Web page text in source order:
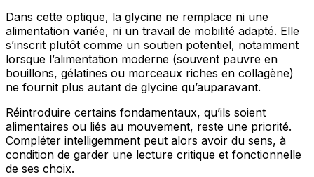
Dans cette optique, la glycine ne remplace ni une
alimentation variée, ni un travail de mobilité adapté. Elle
s’inscrit plutôt comme un soutien potentiel, notamment
lorsque l’alimentation moderne (souvent pauvre en
bouillons, gélatines ou morceaux riches en collagène)
ne fournit plus autant de glycine qu’auparavant.
Réintroduire certains fondamentaux, qu’ils soient
alimentaires ou liés au mouvement, reste une priorité.
Compléter intelligemment peut alors avoir du sens, à
condition de garder une lecture critique et fonctionnelle
de ses choix.